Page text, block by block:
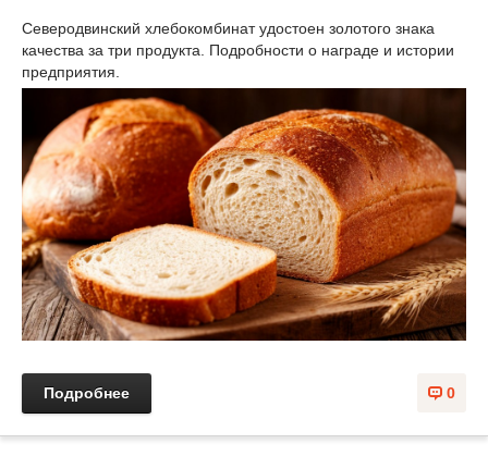
Северодвинский хлебокомбинат удостоен золотого знака
качества за три продукта. Подробности о награде и истории
предприятия.
0
Подробнее